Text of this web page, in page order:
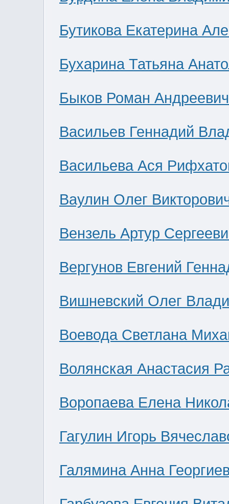
Бутикова Екатерина
Бухарина Татьяна
Быков Роман Андреевич
Васильев Геннадий
Васильева Ася
Ваулин Олег
Вензель Артур
Вергунов Евгений
Вишневский Олег
Воевода Светлана
Волянская Анастасия
Воропаева Елена
Гагулин Игорь
Галямина Анна